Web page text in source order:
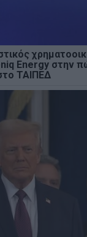
Energy στην
ΤΑΙΠΕΔ